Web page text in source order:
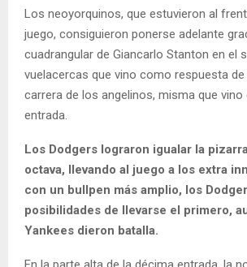
Los neoyorquinos, que estuvieron al
juego, consiguieron ponerse adelante
cuadrangular de Giancarlo Stanton en el
vuelacercas que vino como respuesta
carrera de los angelinos, misma que vino
entrada.
Los Dodgers lograron igualar la
octava, llevando al juego a los extra
con un bullpen más amplio, los
posibilidades de llevarse el primero,
Yankees dieron batalla.